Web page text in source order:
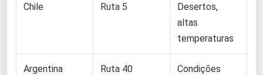
Chile Ruta 5
Desertos,
altas
temperaturas
Argentina Ruta 40
Condições